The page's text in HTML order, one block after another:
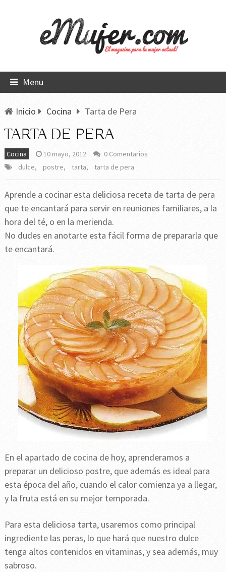
Menu
Inicio Cocina Tarta de Pera
TARTA DE PERA
Cocina 10 mayo, 2012
0 Comentarios
dulce, postre, tarta, tarta de pera
Aprende a cocinar esta deliciosa receta de tarta de pera
que te encantará para servir en reuniones familiares, a la
hora del té, o en la merienda.
No dudes en anotarte esta fácil forma de prepararla que
te encantará.
En el apartado de cocina de hoy, aprenderamos a
preparar un delicioso postre, que además es ideal para
esta época del año, cuando el calor comienza ya a llegar,
y la fruta está en su mejor temporada.
Para esta deliciosa tarta, usaremos como principal
ingrediente las peras, lo que hará que nuestro dulce
tenga altos contenidos en vitaminas, y sea además, muy
sabroso.